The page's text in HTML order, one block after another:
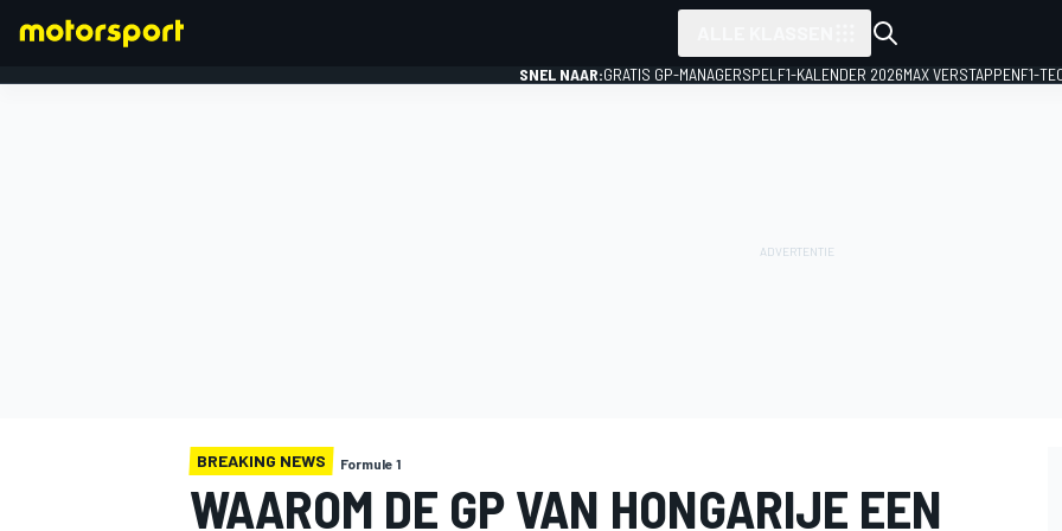
SNEL NAAR:GRATIS GP-MANAGERSPEL F1-KALENDER 2026MAX VERSTAPPENF1-
BREAKING NEWS Formule 1
WAAROM DE GP VAN HONGARIJE EEN